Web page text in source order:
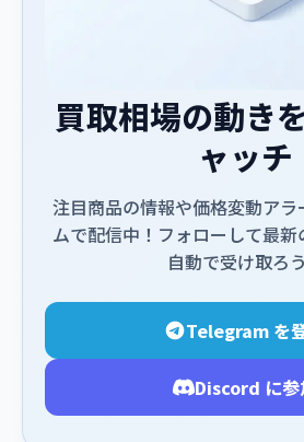
買取相場の動き
ャッチ
注目商品の情報や価格変動アラ
ムで配信中！フォローして最
自動で受け取ろう
Telegram を
Discord に参